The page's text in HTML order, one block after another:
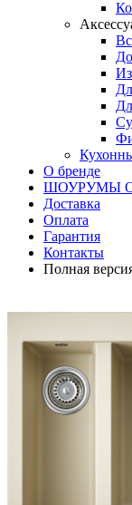
О бренде
ШОУРУМЫ
Доставка
Оплата
Гарантия
Контакты
Полная